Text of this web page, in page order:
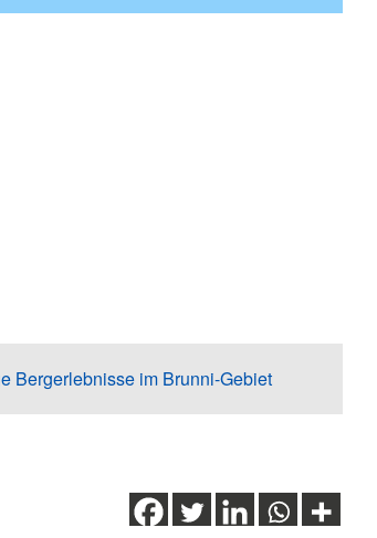
Bergerlebnisse im Brunni-Gebiet